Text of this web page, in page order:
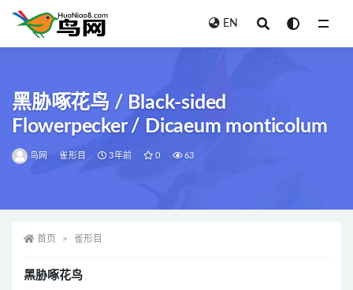
EN
黑胁啄花鸟 / Black-sided
Flowerpecker / Dicaeum monticolum
鸟网 雀形目 3年前 0 63
首页 雀形目
黑胁啄花鸟